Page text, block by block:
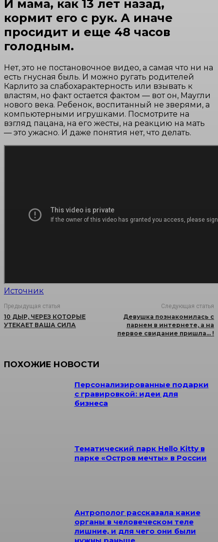
И мама, как 13 лет назад,
кормит его с рук. А иначе
просидит и еще 48 часов
голодным.
Нет, это не постановочное видео, а самая что ни на
есть гнусная быль. И можно ругать родителей
Карлито за слабохарактерность или взывать к
властям, но факт остается фактом — вот он, Маугли
нового века. Ребенок, воспитанный не зверями, а
компьютерными игрушками. Посмотрите на
взгляд пацана, на его жесты, на реакцию на мать
— это ужасно. И даже понятия нет, что делать.
Источник
Предыдущая статья
10 ДЫР, ЧЕРЕЗ КОТОРЫЕ
УТЕКАЕТ ВАША СИЛА
Следующая статья
Девушка познакомилась с
парнем в интернете, а на
первое свидание пришла… !
ПОХОЖИЕ НОВОСТИ
Персонализированные подарки
с гравировкой: идеи для
бизнеса
Тематический парк Hello Kitty в
парке «Остров мечты» в России
Антрополог рассказала какие
органы в человеческом теле
лишние, и для чего они были